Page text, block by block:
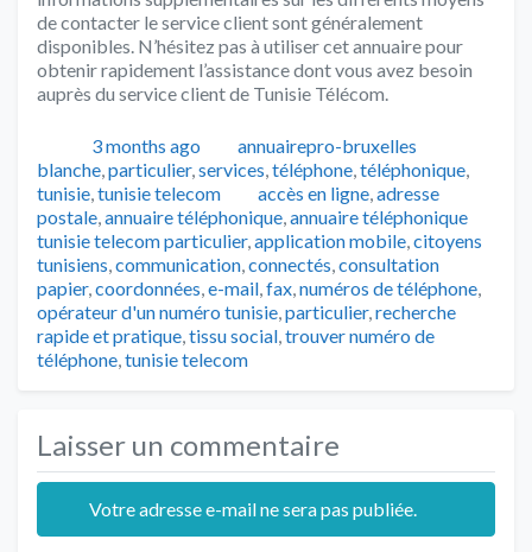
de contacter le service client sont généralement
disponibles. N’hésitez pas à utiliser cet annuaire pour
obtenir rapidement l’assistance dont vous avez besoin
auprès du service client de Tunisie Télécom.
Publié3 months ago Auteur
annuairepro-bruxelles
blanche,particulier,services,téléphone,téléphonique,
tunisie,tunisie telecom Tags
accès en ligne,adresse
postale,annuaire téléphonique,annuaire téléphonique
tunisie telecom particulier,application mobile,citoyens
tunisiens,communication,connectés,consultation
papier,coordonnées,e-mail,fax,numéros de téléphone,
opérateur d'un numéro tunisie,particulier,recherche
rapide et pratique,tissu social,trouver numéro de
téléphone,tunisie telecom
Laisser un commentaire
Votre adresse e-mail ne sera pas publiée.